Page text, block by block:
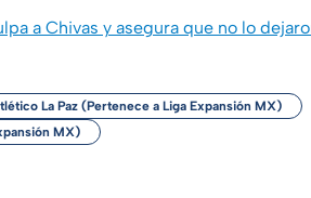
a Chivas y asegura que no lo
La Paz (Pertenece a Liga Expansión MX)
MX)